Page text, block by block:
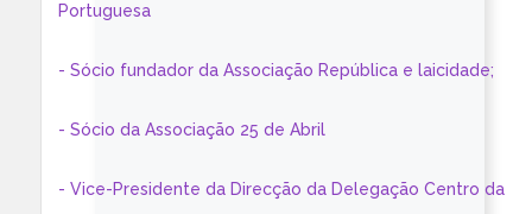
Portuguesa
- Sócio fundador da Associação República e laicidade;
- Sócio da Associação 25 de Abril
- Vice-Presidente da Direcção da Delegação Centro da